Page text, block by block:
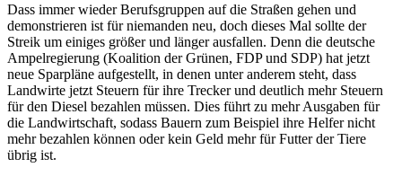
Dass immer wieder Berufsgruppen auf die Straßen gehen und
demonstrieren ist für niemanden neu, doch dieses Mal sollte der
Streik um einiges größer und länger ausfallen. Denn die deutsche
Ampelregierung (Koalition der Grünen, FDP und SDP) hat jetzt
neue Sparpläne aufgestellt, in denen unter anderem steht, dass
Landwirte jetzt Steuern für ihre Trecker und deutlich mehr Steuern
für den Diesel bezahlen müssen. Dies führt zu mehr Ausgaben für
die Landwirtschaft, sodass Bauern zum Beispiel ihre Helfer nicht
mehr bezahlen können oder kein Geld mehr für Futter der Tiere
übrig ist.